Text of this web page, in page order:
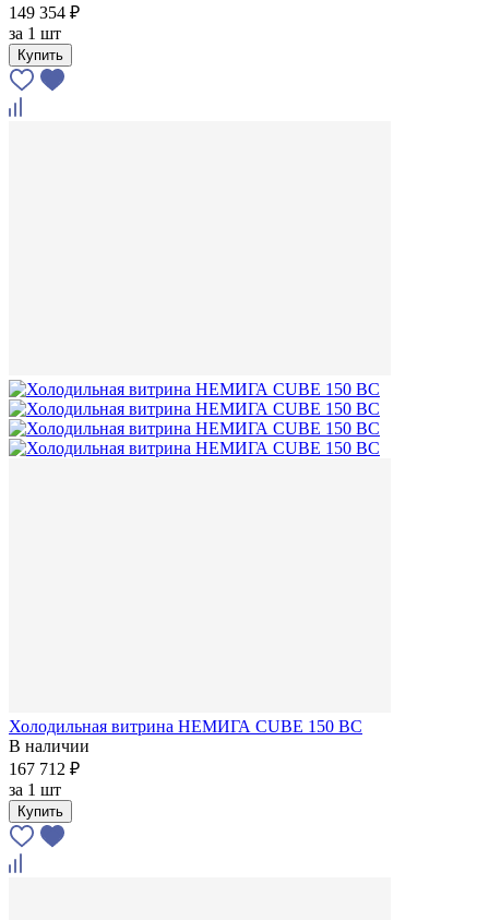
149 354 ₽
за 1 шт
Купить
Холодильная витрина НЕМИГА CUBE 150 ВС
В наличии
167 712 ₽
за 1 шт
Купить